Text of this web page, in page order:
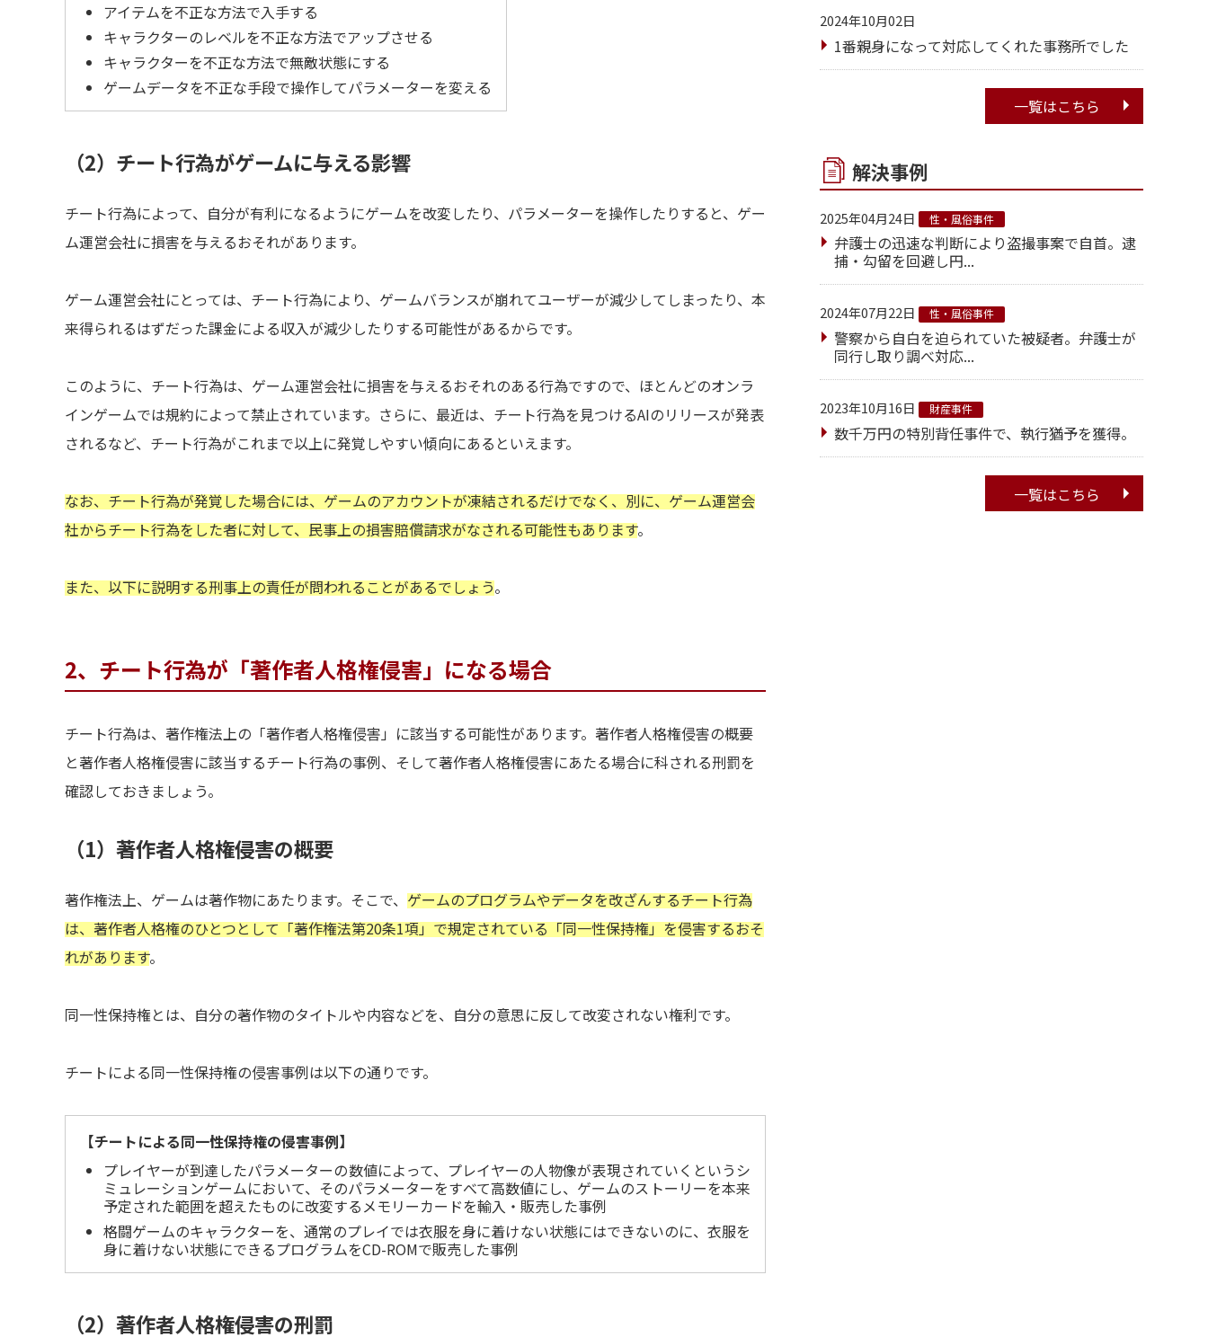
アイテムを不正な方法で入手する
キャラクターのレベルを不正な方法でアップさせる
キャラクターを不正な方法で無敵状態にする
ゲームデータを不正な手段で操作してパラメーターを変える
（2）チート行為がゲームに与える影響
チート行為によって、自分が有利になるようにゲームを改変したり、パラメーターを操作したりすると、ゲー
ム運営会社に損害を与えるおそれがあります。
ゲーム運営会社にとっては、チート行為により、ゲームバランスが崩れてユーザーが減少してしまったり、本
来得られるはずだった課金による収入が減少したりする可能性があるからです。
このように、チート行為は、ゲーム運営会社に損害を与えるおそれのある行為ですので、ほとんどのオンラ
インゲームでは規約によって禁止されています。さらに、最近は、チート行為を見つけるAIのリリースが発表
されるなど、チート行為がこれまで以上に発覚しやすい傾向にあるといえます。
なお、チート行為が発覚した場合には、ゲームのアカウントが凍結されるだけでなく、別に、ゲーム運営会
社からチート行為をした者に対して、民事上の損害賠償請求がなされる可能性もあります。
また、以下に説明する刑事上の責任が問われることがあるでしょう。
2、チート行為が「著作者人格権侵害」になる場合
チート行為は、著作権法上の「著作者人格権侵害」に該当する可能性があります。著作者人格権侵害の概要
と著作者人格権侵害に該当するチート行為の事例、そして著作者人格権侵害にあたる場合に科される刑罰を
確認しておきましょう。
（1）著作者人格権侵害の概要
著作権法上、ゲームは著作物にあたります。そこで、 ゲームのプログラムやデータを改ざんするチート行為
は、著作者人格権のひとつとして「著作権法第20条1項」で規定されている「同一性保持権」を侵害するおそ
れがあります。
同一性保持権とは、自分の著作物のタイトルや内容などを、自分の意思に反して改変されない権利です。
チートによる同一性保持権の侵害事例は以下の通りです。
【チートによる同一性保持権の侵害事例】
プレイヤーが到達したパラメーターの数値によって、プレイヤーの人物像が表現されていくというシ
ミュレーションゲームにおいて、そのパラメーターをすべて高数値にし、ゲームのストーリーを本来
予定された範囲を超えたものに改変するメモリーカードを輸入・販売した事例
格闘ゲームのキャラクターを、通常のプレイでは衣服を身に着けない状態にはできないのに、衣服を
身に着けない状態にできるプログラムをCD-ROMで販売した事例
（2）著作者人格権侵害の刑罰
2024年10月02日
1番親身になって対応してくれた事務所でした
一覧はこちら
解決事例
2025年04月24日 性・風俗事件
弁護士の迅速な判断により盗撮事案で自首。逮
捕・勾留を回避し円...
2024年07月22日 性・風俗事件
警察から自白を迫られていた被疑者。弁護士が
同行し取り調べ対応...
2023年10月16日 財産事件
数千万円の特別背任事件で、執行猶予を獲得。
一覧はこちら